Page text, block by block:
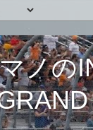
ノの